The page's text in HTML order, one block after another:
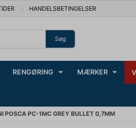
HANDELSBETINGELSER
Søg
RENGØRING MÆRKER
POSCA PC-1MC GREY BULLET 0,7MM